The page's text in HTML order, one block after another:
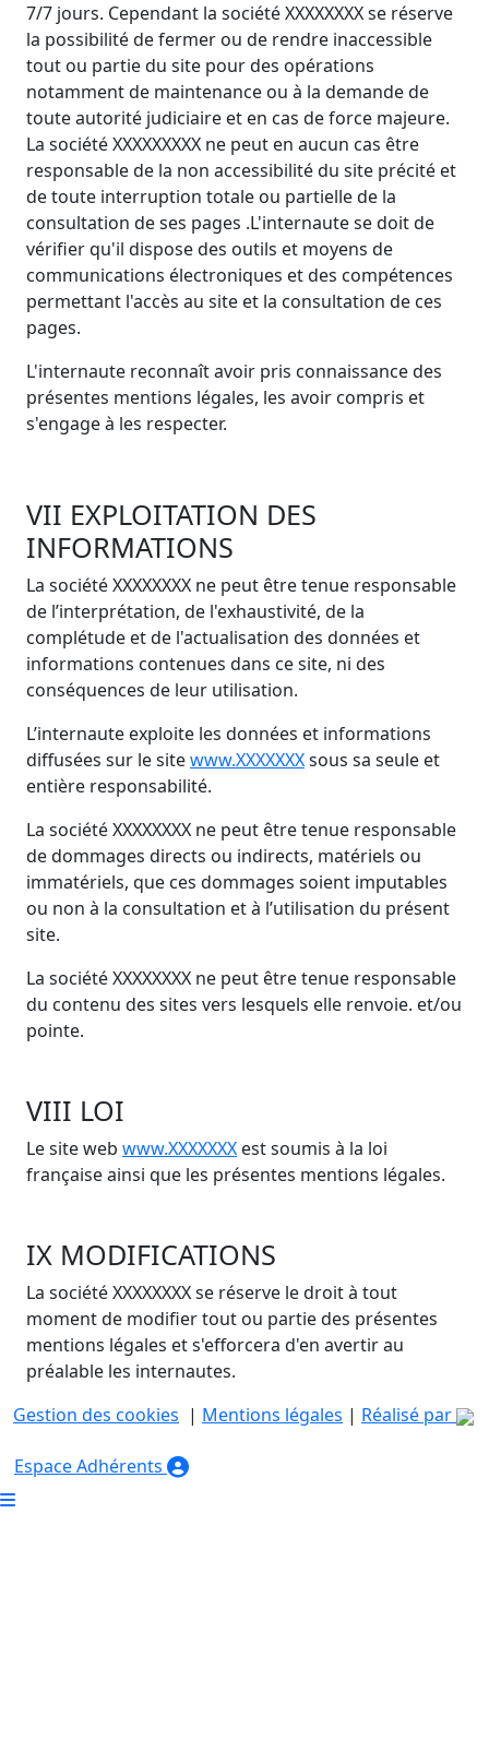
7/7 jours. Cependant la société XXXXXXXX se réserve
la possibilité de fermer ou de rendre inaccessible
tout ou partie du site pour des opérations
notamment de maintenance ou à la demande de
toute autorité judiciaire et en cas de force majeure.
La société XXXXXXXXX ne peut en aucun cas être
responsable de la non accessibilité du site précité et
de toute interruption totale ou partielle de la
consultation de ses pages .L'internaute se doit de
vérifier qu'il dispose des outils et moyens de
communications électroniques et des compétences
permettant l'accès au site et la consultation de ces
pages.
L'internaute reconnaît avoir pris connaissance des
présentes mentions légales, les avoir compris et
s'engage à les respecter.
VII EXPLOITATION DES
INFORMATIONS
La société XXXXXXXX ne peut être tenue responsable
de l’interprétation, de l'exhaustivité, de la
complétude et de l'actualisation des données et
informations contenues dans ce site, ni des
conséquences de leur utilisation.
L’internaute exploite les données et informations
diffusées sur le sitewww.XXXXXXXsous sa seule et
entière responsabilité.
La société XXXXXXXX ne peut être tenue responsable
de dommages directs ou indirects, matériels ou
immatériels, que ces dommages soient imputables
ou non à la consultation et à l’utilisation du présent
site.
La société XXXXXXXX ne peut être tenue responsable
du contenu des sites vers lesquels elle renvoie. et/ou
pointe.
VIII LOI
Le site web www.XXXXXXX est soumis à la loi
française ainsi que les présentes mentions légales.
IX MODIFICATIONS
La société XXXXXXXX se réserve le droit à tout
moment de modifier tout ou partie des présentes
mentions légales et s'efforcera d'en avertir au
préalable les internautes.
Gestion des cookies | Mentions légales | Réalisé par
Espace Adhérents